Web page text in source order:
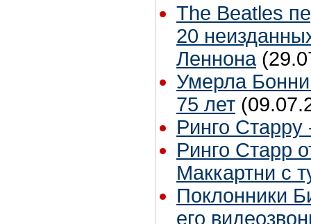
The Beatles
20
Леннона
Умерла
75 лет
Ринго Старру
Ринго Старр
Маккартни с
Поклонники
его